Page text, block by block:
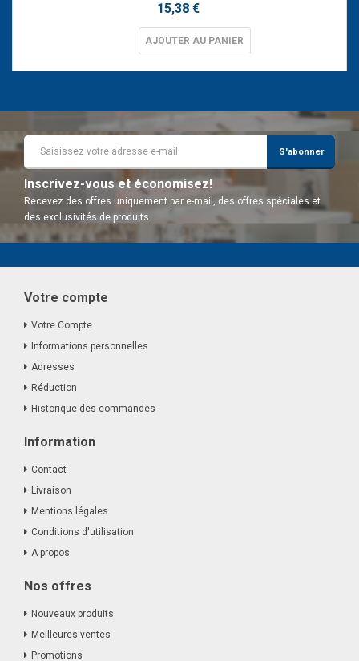
15,38 €
AJOUTER AU PANIER
S'abonner
Inscrivez-vous et économisez!
Recevez des offres uniquement par e-mail, des offres spéciales et
des exclusivités de produits
Votre compte
Votre Compte
Informations personnelles
Adresses
Réduction
Historique des commandes
Information
Contact
Livraison
Mentions légales
Conditions d'utilisation
A propos
Nos offres
Nouveaux produits
Meilleures ventes
Promotions